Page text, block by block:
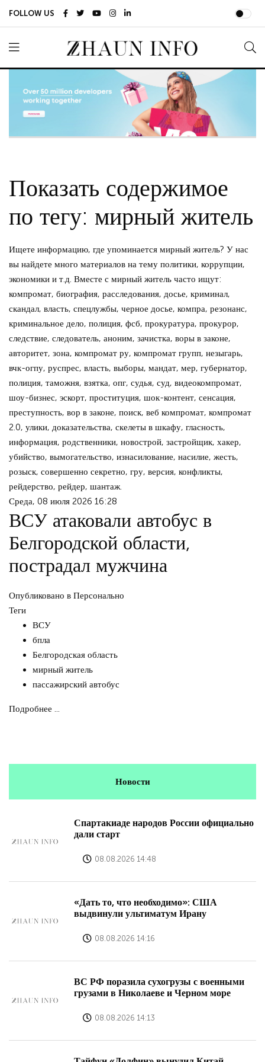
FOLLOW US
Показать содержимое
по тегу: мирный житель
Ищете информацию, где упоминается мирный житель? У нас
вы найдете много материалов на тему политики, коррупции,
экономики и т.д. Вместе с мирный житель часто ищут:
компромат, биография, расследования, досье, криминал,
скандал, власть, спецлужбы, черное досье, компра, резонанс,
криминальное дело, полиция, фсб, прокуратура, прокурор,
следствие, следователь, аноним, зачистка, воры в законе,
авторитет, зона, компромат ру, компромат групп, незыгарь,
вчк-огпу, руспрес, власть, выборы, мандат, мер, губернатор,
полиция, таможня, взятка, опг, судья, суд, видеокомпромат,
шоу-бизнес, эскорт, проституция, шок-контент, сенсация,
преступность, вор в законе, поиск, веб компромат, компромат
2.0, улики, доказательства, скелеты в шкафу, гласность,
информация, родственники, новострой, застройщик, хакер,
убийство, вымогательство, изнасилование, насилие, жесть,
розыск, совершенно секретно, гру, версия, конфликты,
рейдерство, рейдер, шантаж.
Среда, 08 июля 2026 16:28
ВСУ атаковали автобус в
Белгородской области,
пострадал мужчина
Опубликовано в Персонально
Теги
ВСУ
бпла
Белгородская область
мирный житель
пассажирский автобус
Подробнее ...
Новости
Спартакиаде народов России официально
дали старт
08.08.2026 14:48
«Дать то, что необходимо»: США
выдвинули ультиматум Ирану
08.08.2026 14:16
ВС РФ поразила сухогрузы с военными
грузами в Николаеве и Черном море
08.08.2026 14:13